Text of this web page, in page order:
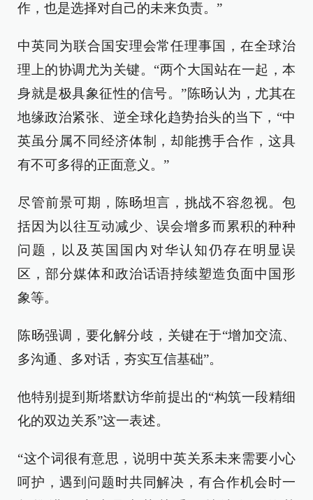
作，也是选择对自己的未来负责。”
中英同为联合国安理会常任理事国，在全球治
理上的协调尤为关键。“两个大国站在一起，本
身就是极具象征性的信号。”陈旸认为，尤其在
地缘政治紧张、逆全球化趋势抬头的当下，“中
英虽分属不同经济体制，却能携手合作，这具
有不可多得的正面意义。”
尽管前景可期，陈旸坦言，挑战不容忽视。包
括因为以往互动减少、误会增多而累积的种种
问题，以及英国国内对华认知仍存在明显误
区，部分媒体和政治话语持续塑造负面中国形
象等。
陈旸强调，要化解分歧，关键在于“增加交流、
多沟通、多对话，夯实互信基础”。
他特别提到斯塔默访华前提出的“构筑一段精细
化的双边关系”这一表述。
“这个词很有意思，说明中英关系未来需要小心
呵护，遇到问题时共同解决，有合作机会时一